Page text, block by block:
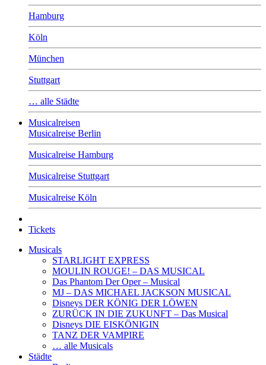
Hamburg
Köln
München
Stuttgart
… alle Städte
Musicalreisen
Musicalreise Berlin
Musicalreise Hamburg
Musicalreise Stuttgart
Musicalreise Köln
Tickets
Musicals
STARLIGHT EXPRESS
MOULIN ROUGE! – DAS MUSICAL
Das Phantom Der Oper – Musical
MJ – DAS MICHAEL JACKSON MUSICAL
Disneys DER KÖNIG DER LÖWEN
ZURÜCK IN DIE ZUKUNFT – Das Musical
Disneys DIE EISKÖNIGIN
TANZ DER VAMPIRE
… alle Musicals
Städte